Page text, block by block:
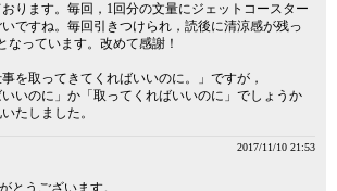
ります。毎回，1回分の文量にジェットコースター
ですね。毎回引きつけられ，読後に清涼感が残っ
なっています。改めて感謝！
事を取ってきてくればいいのに。」ですが，
いいのに」か「取ってくればいいのに」でしょうか
たしました。
2017/11/10 21:53